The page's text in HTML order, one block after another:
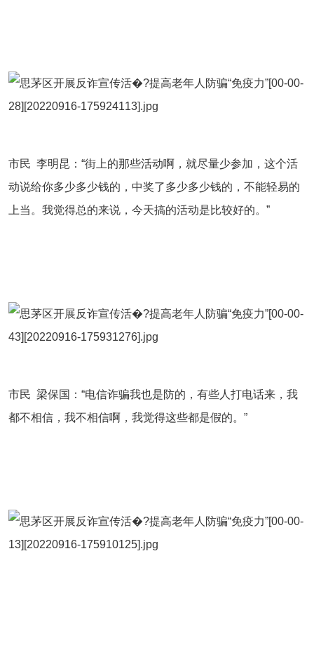
市民 李明昆： “街上的那些活动啊，就尽量少参加，这个活
动说给你多少多少钱的，中奖了多少多少钱的，不能轻易的
上当。我觉得总的来说，今天搞的活动是比较好的。 ”
市民 梁保国： “电信诈骗我也是防的，有些人打电话来，我
都不相信，我不相信啊，我觉得这些都是假的。 ”